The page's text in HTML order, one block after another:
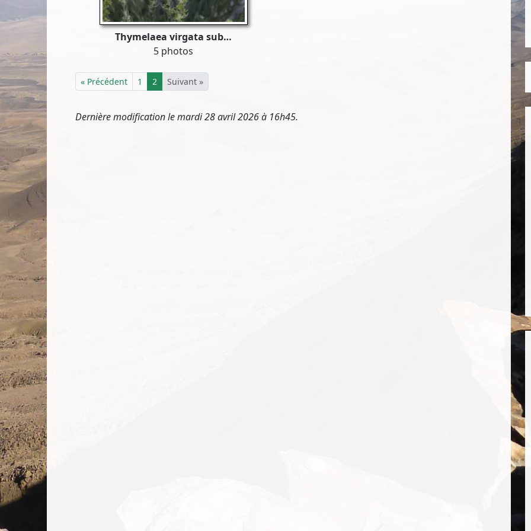
Thymelaea virgata sub…
5 photos
« Précédent 1 2 Suivant »
Dernière modification le mardi 28 avril 2026 à 16h45.